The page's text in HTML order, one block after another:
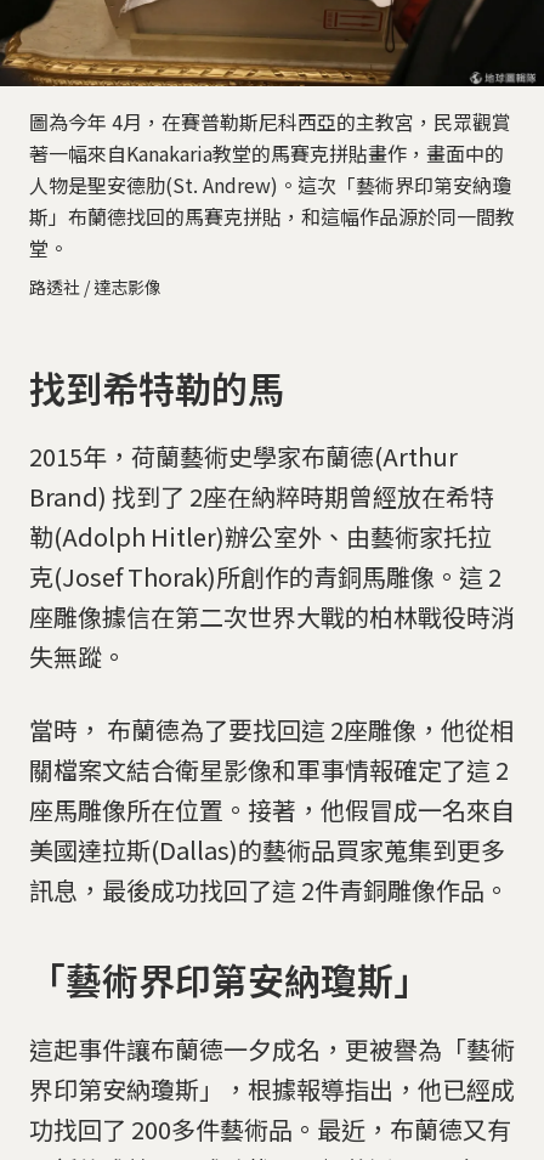
圖為今年 4月，在賽普勒斯尼科西亞的主教宮，民眾觀賞
著一幅來自Kanakaria教堂的馬賽克拼貼畫作，畫面中的
人物是聖安德肋(St. Andrew)。這次「藝術界印第安納瓊
斯」布蘭德找回的馬賽克拼貼，和這幅作品源於同一間教
堂。
路透社 / 達志影像
找到希特勒的馬
2015年，荷蘭藝術史學家布蘭德(Arthur
Brand) 找到了 2座在納粹時期曾經放在希特
勒(Adolph Hitler)辦公室外、由藝術家托拉
克(Josef Thorak)所創作的青銅馬雕像。這 2
座雕像據信在第二次世界大戰的柏林戰役時消
失無蹤。
當時， 布蘭德為了要找回這 2座雕像，他從相
關檔案文結合衛星影像和軍事情報確定了這 2
座馬雕像所在位置。接著，他假冒成一名來自
美國達拉斯(Dallas)的藝術品買家蒐集到更多
訊息，最後成功找回了這 2件青銅雕像作品。
「藝術界印第安納瓊斯」
這起事件讓布蘭德一夕成名，更被譽為「藝術
界印第安納瓊斯」，根據報導指出，他已經成
功找回了 200多件藝術品。最近，布蘭德又有